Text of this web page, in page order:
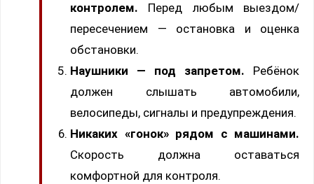
контролем. Перед любым выездом/
пересечением — остановка и оценка
обстановки.
Наушники — под запретом. Ребёнок
должен слышать автомобили,
велосипеды, сигналы и предупреждения.
Никаких «гонок» рядом с машинами.
Скорость должна оставаться
комфортной для контроля.